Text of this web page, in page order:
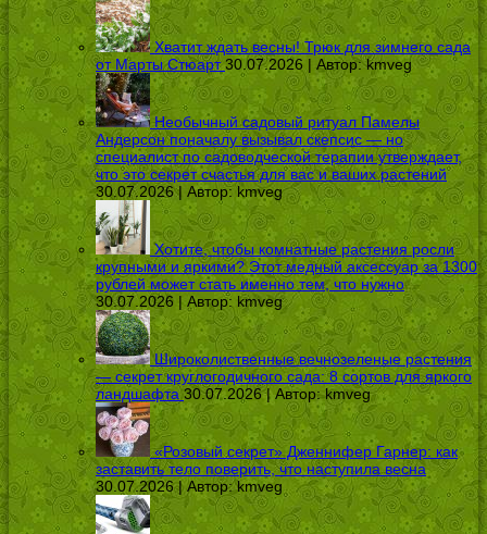
Хватит ждать весны! Трюк для зимнего сада
от Марты Стюарт 30.07.2026 | Автор:kmveg
Необычный садовый ритуал Памелы
Андерсон поначалу вызывал скепсис — но
специалист по садоводческой терапии утверждает,
что это секрет счастья для вас и ваших растений
30.07.2026 | Автор: kmveg
Хотите, чтобы комнатные растения росли
крупными и яркими? Этот медный аксессуар за 1300
рублей может стать именно тем, что нужно
30.07.2026 | Автор: kmveg
Широколиственные вечнозеленые растения
— секрет круглогодичного сада: 8 сортов для яркого
ландшафта 30.07.2026 | Автор:kmveg
«Розовый секрет» Дженнифер Гарнер: как
заставить тело поверить, что наступила весна
30.07.2026 | Автор:kmveg